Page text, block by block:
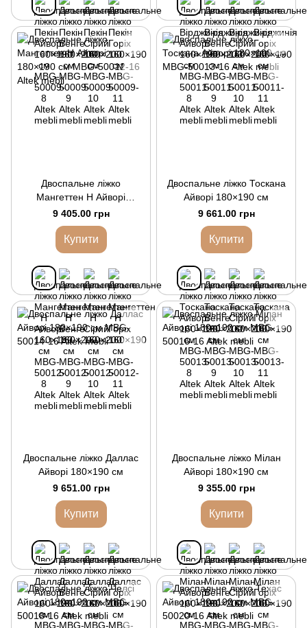
Двоспальне ліжко
Мангеттен Н Айворі
180×190 см
9 405.00 грн
Купити
Двоспальне ліжко Тоскана
Айворі 180×190 см
9 661.00 грн
Купити
Двоспальне ліжко Даллас
Айворі 180×190 см
9 651.00 грн
Купити
Двоспальне ліжко Мілан
Айворі 180×190 см
9 355.00 грн
Купити